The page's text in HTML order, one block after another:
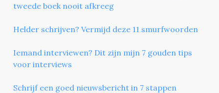
tweede boek nooit afkreeg
Helder schrijven? Vermijd deze 11 smurfwoorden
Iemand interviewen? Dit zijn mijn 7 gouden tips
voor interviews
Schrijf een goed nieuwsbericht in 7 stappen